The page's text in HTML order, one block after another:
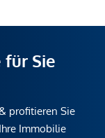
Sie
profitieren Sie
Immobilie